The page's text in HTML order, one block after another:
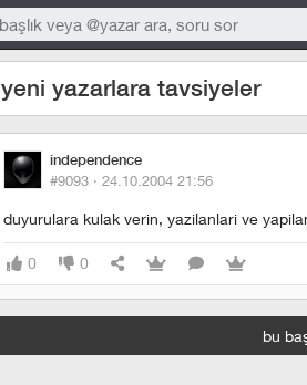
yeni yazarlara tavsiyeler
independence
#9093 · 24.10.2004 21:56
duyurulara kulak verin, yazilanlari ve
0 0
bu